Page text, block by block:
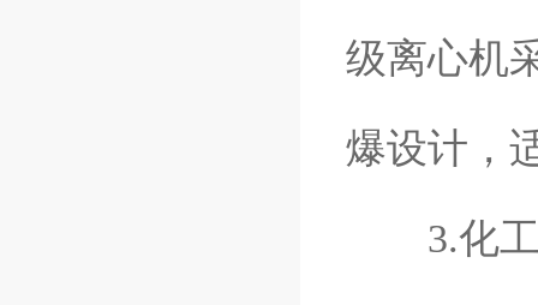
级离心机
爆设计，
3.化工